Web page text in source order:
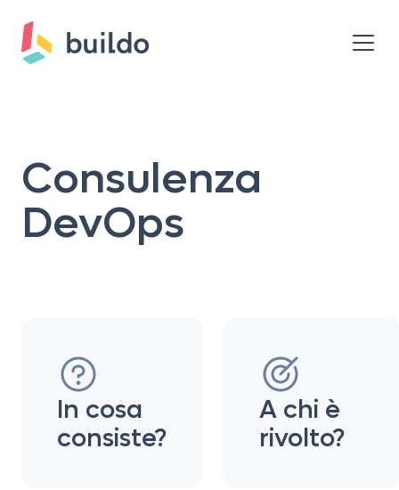
Consulenza
DevOps
In cosa
consiste?
A chi è
rivolto?